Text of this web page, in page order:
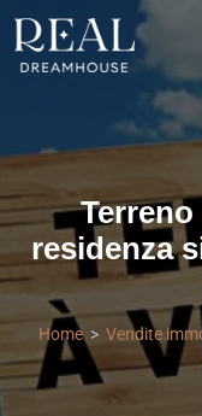
Terreno
residenza
Home Vendite